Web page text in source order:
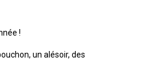
!
un alésoir, des